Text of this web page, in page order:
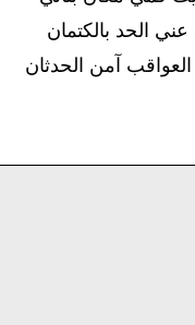
الحد بالكتمان
آمن الحدثان